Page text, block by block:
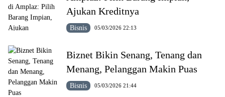
Ajukan Kreditnya
Bisnis 05/03/2026 22:13
Biznet Bikin Senang, Tenang dan
Menang, Pelanggan Makin Puas
Bisnis 05/03/2026 21:44